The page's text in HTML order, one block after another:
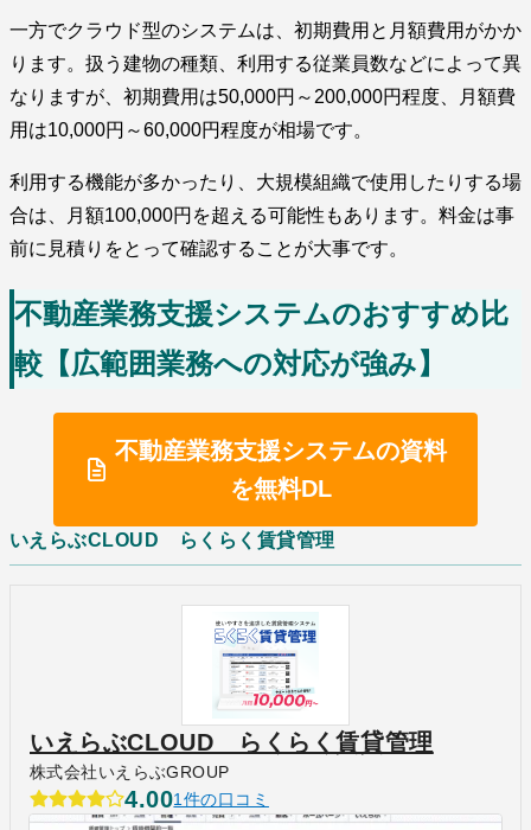
一方でクラウド型のシステムは、初期費用と月額費用がかか
ります。扱う建物の種類、利用する従業員数などによって異
なりますが、初期費用は50,000円～200,000円程度、月額費
用は10,000円～60,000円程度が相場です。
利用する機能が多かったり、大規模組織で使用したりする場
合は、月額100,000円を超える可能性もあります。料金は事
前に見積りをとって確認することが大事です。
不動産業務支援システムのおすすめ比
較【広範囲業務への対応が強み】
不動産業務支援システムの資料
を無料DL
いえらぶCLOUD らくらく賃貸管理
いえらぶCLOUD らくらく賃貸管理
株式会社いえらぶGROUP
4.001件の口コミ